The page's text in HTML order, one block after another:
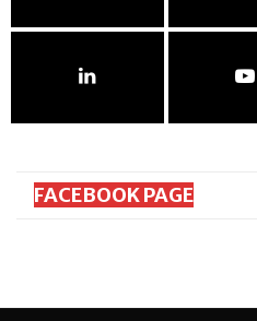
FACEBOOK PAGE